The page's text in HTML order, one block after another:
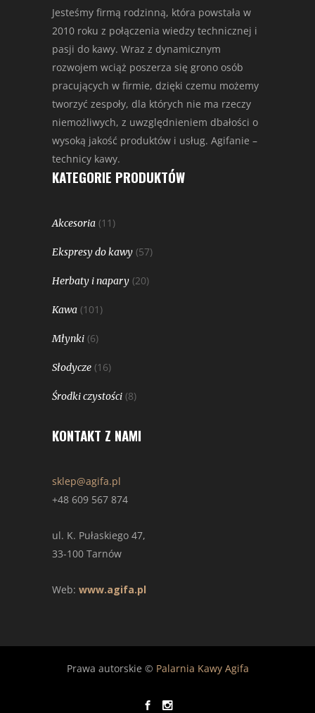
Jesteśmy firmą rodzinną, która powstała w
2010 roku z połączenia wiedzy technicznej i
pasji do kawy. Wraz z dynamicznym
rozwojem wciąż poszerza się grono osób
pracujących w firmie, dzięki czemu możemy
tworzyć zespoły, dla których nie ma rzeczy
niemożliwych, z uwzględnieniem dbałości o
wysoką jakość produktów i usług. Agifanie –
technicy kawy.
KATEGORIE PRODUKTÓW
Akcesoria (11)
Ekspresy do kawy (57)
Herbaty i napary (20)
Kawa (101)
Młynki (6)
Słodycze (16)
Środki czystości (8)
KONTAKT Z NAMI
sklep@agifa.pl
+48 609 567 874
ul. K. Pułaskiego 47,
33-100 Tarnów
Web: www.agifa.pl
Prawa autorskie © Palarnia Kawy Agifa